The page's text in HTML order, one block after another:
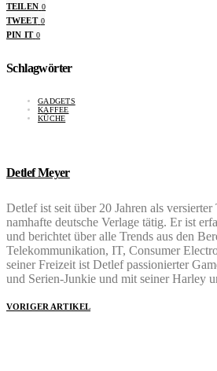
TEILEN 0
TWEET 0
PIN IT 0
Schlagwörter
GADGETS
KAFFEE
KÜCHE
Detlef Meyer
Detlef ist seit über 20 Jahren als
namhafte deutsche Verlage tätig. Er ist
und berichtet über alle Trends aus den
Telekommunikation, IT, Consumer
seiner Freizeit ist Detlef passionierter
und Serien-Junkie und mit seiner Harley
VORIGER ARTIKEL